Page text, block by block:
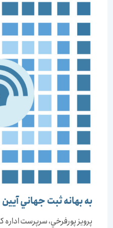
به بهانه ثبت جهاني
پرويز پورفرخي، سرپرست اداره